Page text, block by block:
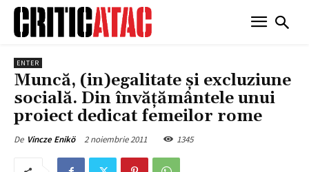
ENTER
Muncă, (in)egalitate şi excluziune
socială. Din învăţământele unui
proiect dedicat femeilor rome
De Vincze Enikö 2 noiembrie 2011 1345